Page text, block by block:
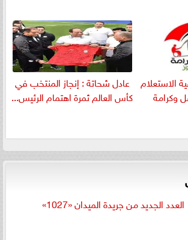
الاستعلام
وكرامة
عادل شحاتة : إنجاز المنتخب في
كأس العالم ثمرة اهتمام الرئيس...
العدد الجديد من جريدة الميدان «1027»